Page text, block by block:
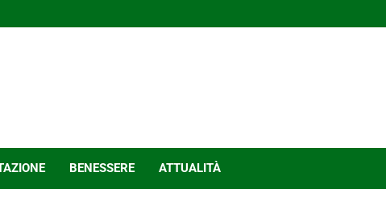
BENESSERE ATTUALITÀ